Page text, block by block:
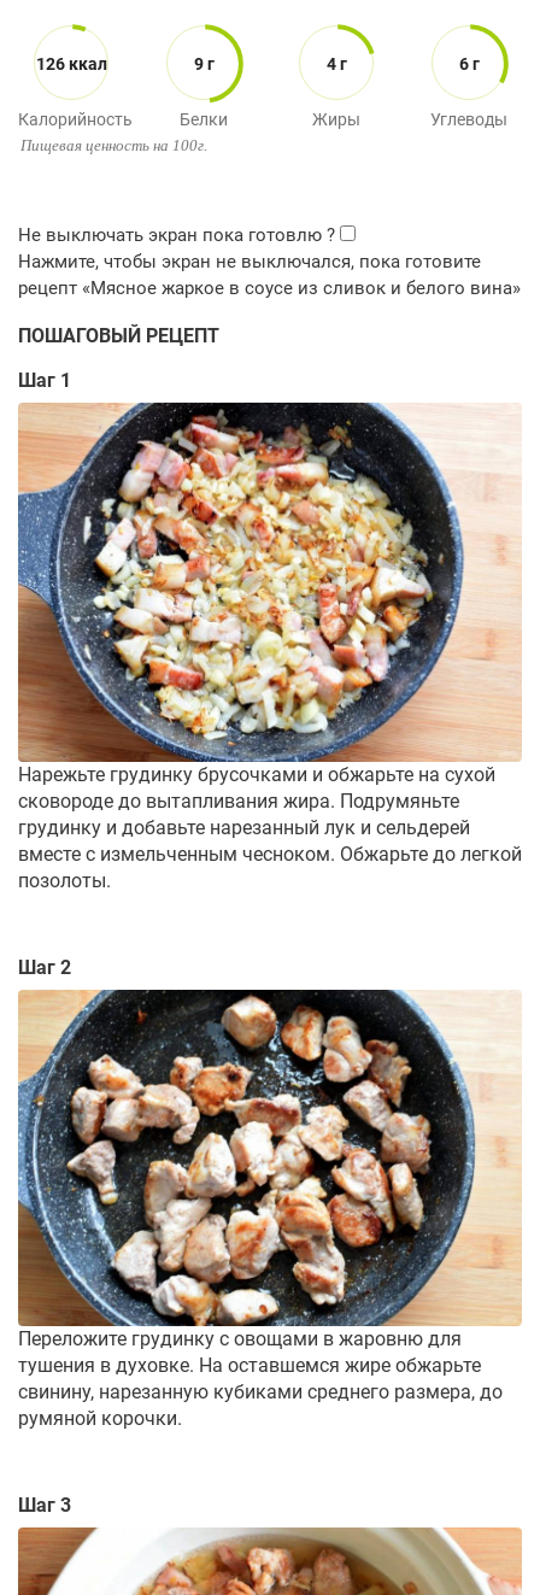
126 ккал
Калорийность
9 г
Белки
4 г
Жиры
6 г
Углеводы
Пищевая ценность на 100г.
ПОШАГОВЫЙ РЕЦЕПТ
Шаг 1
Нарежьте грудинку брусочками и обжарьте на сухой
сковороде до вытапливания жира. Подрумяньте
грудинку и добавьте нарезанный лук и сельдерей
вместе с измельченным чесноком. Обжарьте до легкой
позолоты.
Шаг 2
Переложите грудинку с овощами в жаровню для
тушения в духовке. На оставшемся жире обжарьте
свинину, нарезанную кубиками среднего размера, до
румяной корочки.
Шаг 3